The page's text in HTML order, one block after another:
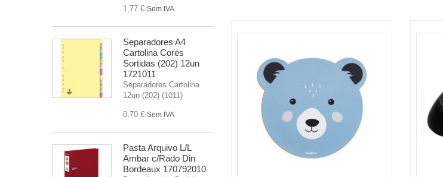
1,77 € Sem IVA
Separadores A4
Cartolina Cores
Sortidas (202) 12un
1721011
Separadores Cartolina
12un (202) (1011)
0,70 € Sem IVA
Pasta Arquivo L/L
Ambar c/Rado Din
Bordeaux 170792010